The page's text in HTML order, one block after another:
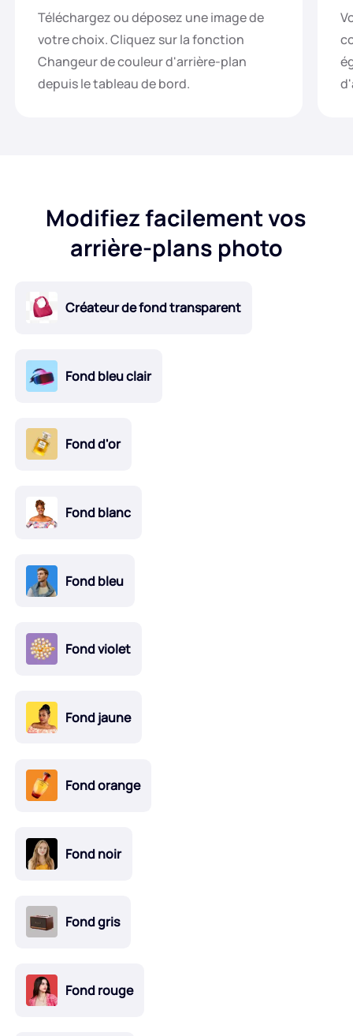
Téléchargez ou déposez une image de
votre choix. Cliquez sur la fonction
Changeur de couleur d'arrière-plan
depuis le tableau de bord.
Modifiez facilement vos
arrière-plans photo
Créateur de fond transparent
Fond bleu clair
Fond d'or
Fond blanc
Fond bleu
Fond violet
Fond jaune
Fond orange
Fond noir
Fond gris
Fond rouge